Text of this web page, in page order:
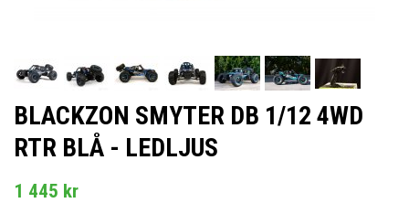
BLACKZON SMYTER DB 1/12 4WD
RTR BLÅ - LEDLJUS
1 445 kr